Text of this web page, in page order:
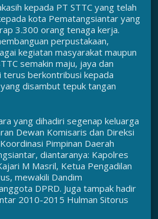
kepada PT STTC yang telah
kota Pematangsiantar yang
3.300 orang tenaga kerja.
perpustakaan,
kegiatan masyarakat maupun
semakin maju, jaya dan
berkontribusi kepada
disambut tepuk tangan
yang dihadiri segenap keluarga
Dewan Komisaris dan Direksi
Pimpinan Daerah
diantaranya: Kapolres
M Masril, Ketua Pengadilan
mewakili Dandim
DPRD. Juga tampak hadir
2010-2015 Hulman Sitorus